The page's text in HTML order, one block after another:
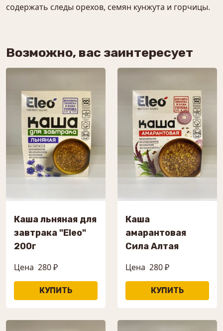
содержать следы орехов, семян кунжута и горчицы.
Возможно, вас заинтересует
Каша льняная для
завтрака "Eleo"
200г
Цена 280 ₽
Каша
амарантовая
Сила Алтая
Цена 280 ₽